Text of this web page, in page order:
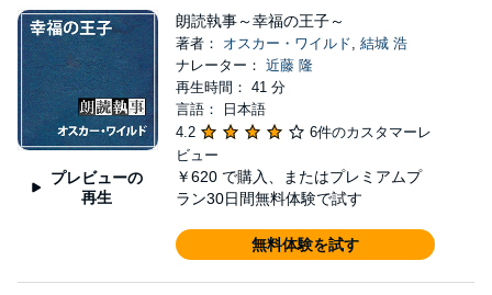
プレビューの
再生
朗読執事～幸福の王子～
著者： オスカー・ワイルド, 結城 浩
ナレーター： 近藤 隆
再生時間： 41 分
言語： 日本語
4.2
6件のカスタマーレ
ビュー
￥620 で購入、またはプレミアムプ
ラン30日間無料体験で試す
無料体験を試す